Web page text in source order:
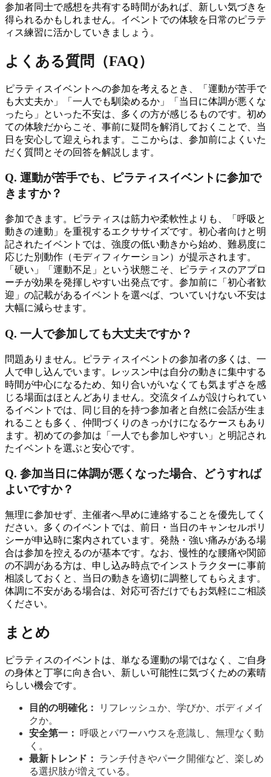
参加者同士で感想を共有する時間があれば、新しい気づきを
得られるかもしれません。イベントでの体験を日常のピラテ
ィス練習に活かしていきましょう。
よくある質問（FAQ）
ピラティスイベントへの参加を考えるとき、「運動が苦手で
も大丈夫か」「一人でも馴染めるか」「当日に体調が悪くな
ったら」といった不安は、多くの方が感じるものです。初め
ての体験だからこそ、事前に疑問を解消しておくことで、当
日を安心して迎えられます。ここからは、参加前によくいた
だく質問とその回答を解説します。
Q. 運動が苦手でも、ピラティスイベントに参加で
きますか？
参加できます。ピラティスは筋力や柔軟性よりも、「呼吸と
動きの連動」を重視するエクササイズです。初心者向けと明
記されたイベントでは、強度の低い動きから始め、難易度に
応じた別動作（モディフィケーション）が提示されます。
「硬い」「運動不足」という状態こそ、ピラティスのアプロ
ーチが効果を発揮しやすい出発点です。参加前に「初心者歓
迎」の記載があるイベントを選べば、ついていけない不安は
大幅に減らせます。
Q. 一人で参加しても大丈夫ですか？
問題ありません。ピラティスイベントの参加者の多くは、一
人で申し込んでいます。レッスン中は自分の動きに集中する
時間が中心になるため、知り合いがいなくても気まずさを感
じる場面はほとんどありません。交流タイムが設けられてい
るイベントでは、同じ目的を持つ参加者と自然に会話が生ま
れることも多く、仲間づくりのきっかけになるケースもあり
ます。初めての参加は「一人でも参加しやすい」と明記され
たイベントを選ぶと安心です。
Q. 参加当日に体調が悪くなった場合、どうすれば
よいですか？
無理に参加せず、主催者へ早めに連絡することを優先してく
ださい。多くのイベントでは、前日・当日のキャンセルポリ
シーが申込時に案内されています。発熱・強い痛みがある場
合は参加を控えるのが基本です。なお、慢性的な腰痛や関節
の不調がある方は、申し込み時点でインストラクターに事前
相談しておくと、当日の動きを適切に調整してもらえます。
体調に不安がある場合は、対応可否だけでもお気軽にご相談
ください。
まとめ
ピラティスのイベントは、単なる運動の場ではなく、ご自身
の身体と丁寧に向き合い、新しい可能性に気づくための素晴
らしい機会です。
目的の明確化：
リフレッシュか、学びか、ボディメイ
クか。
安全第一：
呼吸とパワーハウスを意識し、無理なく動
く。
最新トレンド：
ランチ付きやパーク開催など、楽しめ
る選択肢が増えている。